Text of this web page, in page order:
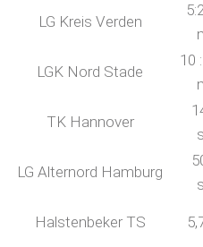
LG Kreis Verden
LGK Nord Stade
10
TK Hannover
LG Alternord Hamburg
Halstenbeker TS